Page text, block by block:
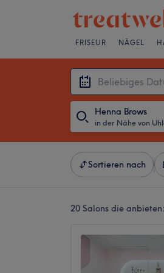
FRISEUR NÄGEL
Henna Brows
Sortieren nach
20 Salons die anbieten: